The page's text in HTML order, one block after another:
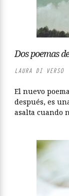
Dos poemas
LAURA DI VERSO
El nuevo
después, es
asalta cuando